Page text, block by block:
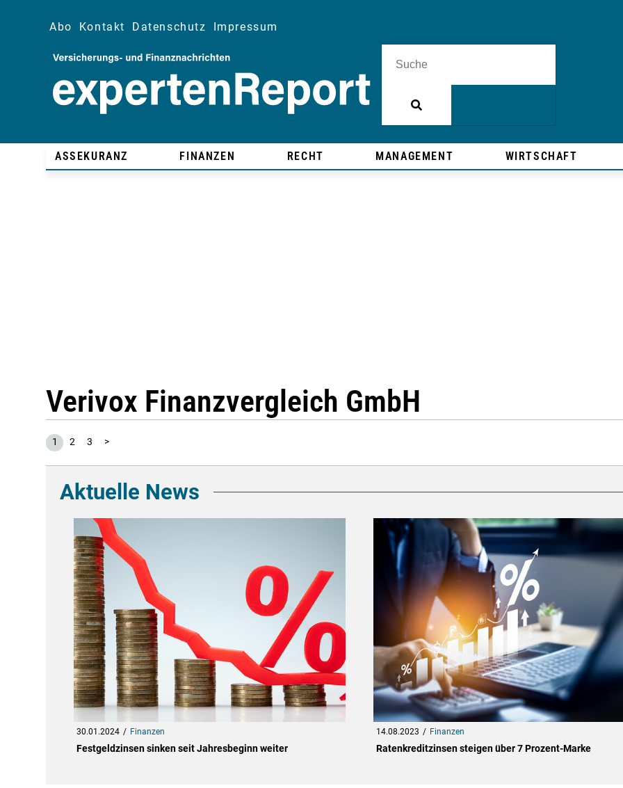
Abo Kontakt Datenschutz Impressum
ASSEKURANZ FINANZEN RECHT MANAGEMENT WIRTSCHAFT
Verivox Finanzvergleich GmbH
1 2 3 >
Aktuelle News
30.01.2024 Finanzen
Festgeldzinsen sinken seit Jahresbeginn weiter
14.08.2023 Finanzen
Ratenkreditzinsen steigen über 7 Prozent-Marke